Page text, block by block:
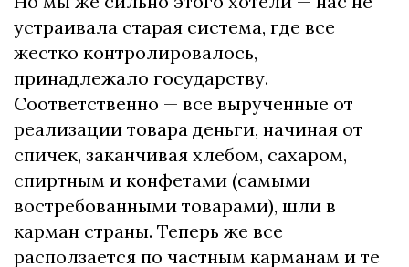
устраивала старая система, где все
жестко контролировалось,
принадлежало государству.
Соответственно — все вырученные от
реализации товара деньги, начиная от
спичек, заканчивая хлебом, сахаром,
спиртным и конфетами (самыми
востребованными товарами), шли в
карман страны. Теперь же все
расползается по частным карманам и те